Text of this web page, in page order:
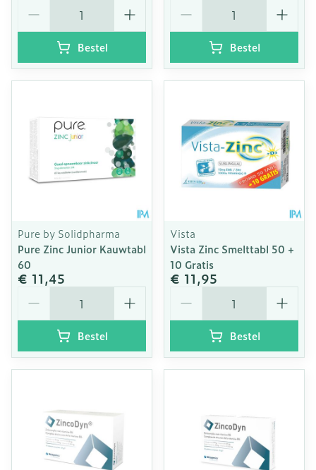
Bestel Bestel
Pure by Solidpharma
Pure Zinc Junior Kauwtabl
60
€ 11,45
Bestel
Vista
Vista Zinc Smelttabl 50 +
10 Gratis
€ 11,95
Bestel